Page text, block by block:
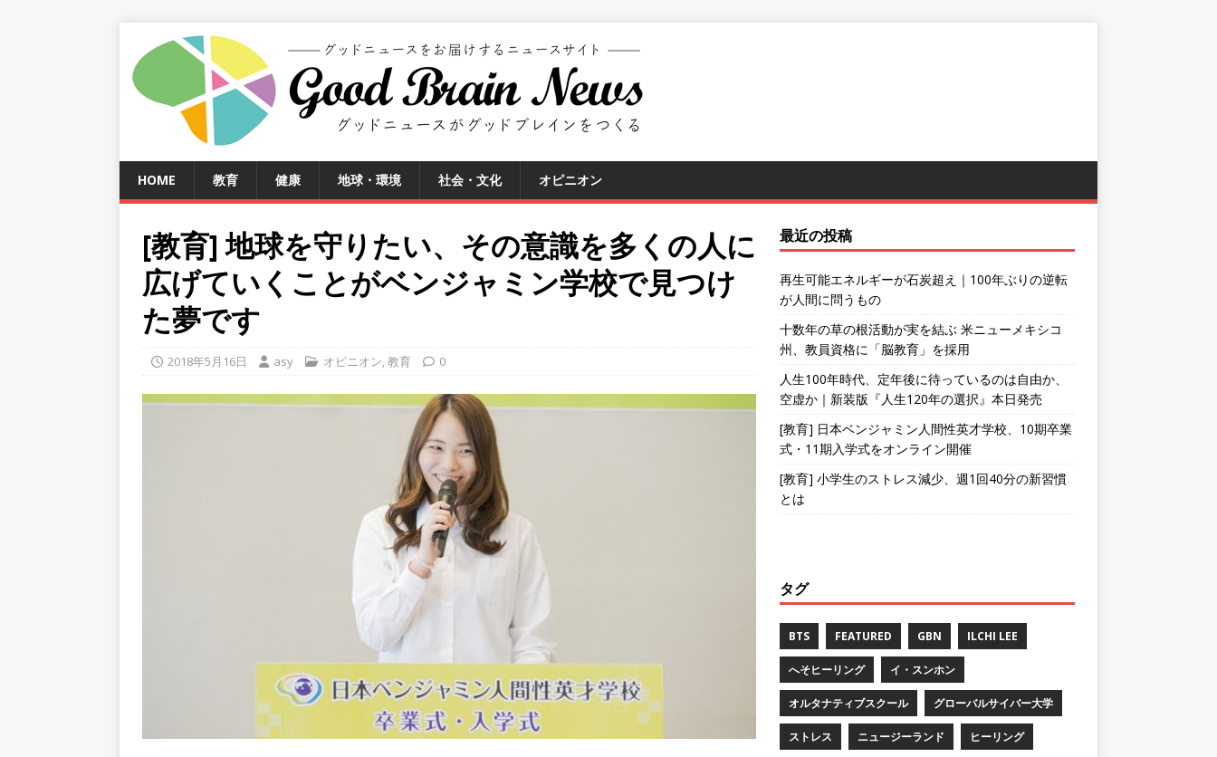
HOME 教育 健康 地球・環境 社会・文化 オピニオン
[教育] 地球を守りたい、その意識を多くの人に
広げていくことがベンジャミン学校で見つけ
た夢です
2018年5月16日 asy オピニオン,教育 0
最近の投稿
再生可能エネルギーが石炭超え｜100年ぶりの逆転
が人間に問うもの
十数年の草の根活動が実を結ぶ 米ニューメキシコ
州、教員資格に「脳教育」を採用
人生100年時代、定年後に待っているのは自由か、
空虚か｜新装版『人生120年の選択』本日発売
[教育] 日本ベンジャミン人間性英才学校、10期卒業
式・11期入学式をオンライン開催
[教育] 小学生のストレス減少、週1回40分の新習慣
とは
タグ
BTS FEATURED GBN ILCHI LEE
へそヒーリング イ・スンホン
オルタナティブスクール グローバルサイバー大学
ストレス ニュージーランド ヒーリング